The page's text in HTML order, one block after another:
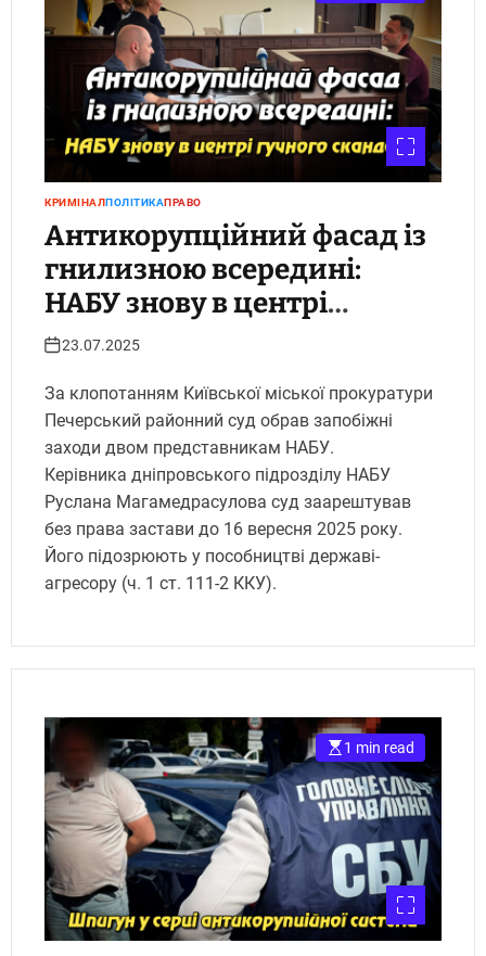
КРИМІНАЛПОЛІТИКАПРАВО
Антикорупційний фасад із
гнилизною всередині:
НАБУ знову в центрі
гучного скандалу.
23.07.2025
За клопотанням Київської міської прокуратури
Печерський районний суд обрав запобіжні
заходи двом представникам НАБУ.
Керівника дніпровського підрозділу НАБУ
Руслана Магамедрасулова суд заарештував
без права застави до 16 вересня 2025 року.
Його підозрюють у пособництві державі-
агресору (ч. 1 ст. 111-2 ККУ).
1 min read